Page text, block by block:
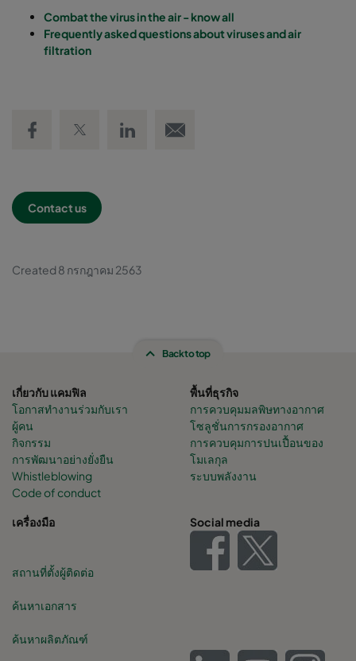
Combat the virus in the air - know all
Frequently asked questions about viruses and air
filtration
Contact us
Created 8 กรกฎาคม 2563
Back to top
เกี่ยวกับ แคมฟิล
โอกาสทำงานร่วมกับเรา
ผู้คน
กิจกรรม
การพัฒนาอย่างยั่งยืน
Whistleblowing
Code of conduct
พื้นที่ธุรกิจ
การควบคุมมลพิษทางอากาศ
โซลูชั่นการกรองอากาศ
การควบคุมการปนเปื้อนของ
โมเลกุล
ระบบพลังงาน
เครื่องมือ
สถานที่ตั้งผู้ติดต่อ
ค้นหาเอกสาร
ค้นหาผลิตภัณฑ์
Social media